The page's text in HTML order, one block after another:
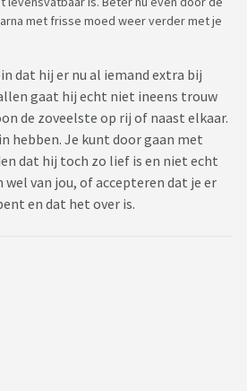
met frisse moed weer verder met je
dat hij er nu al iemand extra bij
gaat hij echt niet ineens trouw
de zoveelste op rij of naast elkaar.
hebben. Je kunt door gaan met
dat hij toch zo lief is en niet echt
wel van jou, of accepteren dat je er
en dat het over is.